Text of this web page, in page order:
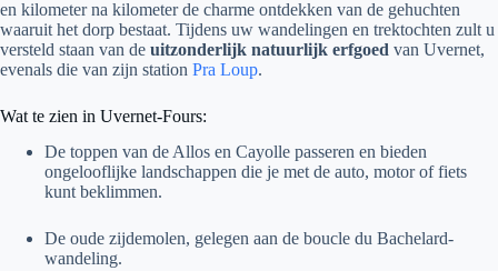
en kilometer na kilometer de charme ontdekken van de gehuchten
waaruit het dorp bestaat. Tijdens uw wandelingen en trektochten zult u
versteld staan van de uitzonderlijk natuurlijk erfgoed van Uvernet,
evenals die van zijn station Pra Loup.
Wat te zien in Uvernet-Fours:
De toppen van de Allos en Cayolle passeren en bieden
ongelooflijke landschappen die je met de auto, motor of fiets
kunt beklimmen.
De oude zijdemolen, gelegen aan de boucle du Bachelard-
wandeling.